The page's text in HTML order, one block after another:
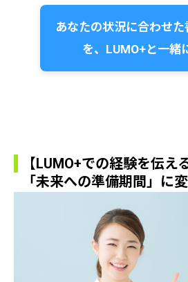
あなたの状況に合わせ
を、LUMO+と一緒
【LUMO+での経験を伝え
「未来への準備期間」に